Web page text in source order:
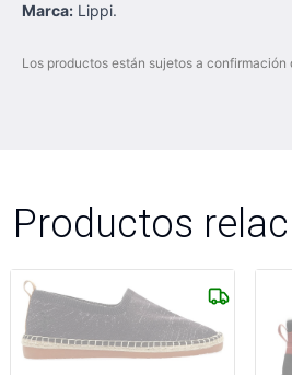
Marca: Lippi.
Los productos están sujetos a confirmación
Productos